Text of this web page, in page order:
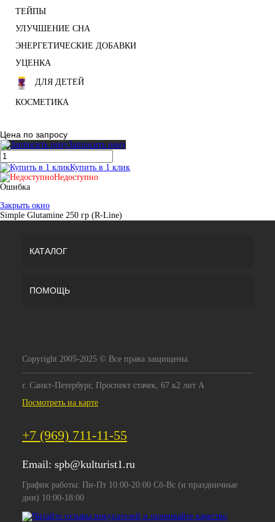
ТЕЙПЫ
УЛУЧШЕНИЕ СНА
ЭНЕРГЕТИЧЕСКИЕ ДОБАВКИ
УЦЕНКА
ДЛЯ ДЕТЕЙ
КОСМЕТИКА
Цена по запросу
Запросить цену
Купить в 1 клик
Недоступно
Ошибка
Закрыть окно
Simple Glutamine 250 гр (R-Line)
КАТАЛОГ
ПОМОЩЬ
Copyright 2005-2025 © Все права защищены.
г. Санкт-Петербург, Проспект стачек, 67 к2 лит А
Посмотреть на карте
+7 (969) 711-11-55
Email: spb@kulturist1.ru
График работы: Пн-Пт 10:00-20:00 Сб-Вс (и праздничные
дни) 10:00-18:00